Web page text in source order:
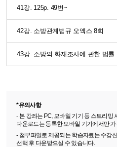
41강. 125p. 49번~
42강. 소방관계법규 오엑스 8회
43강. 소방의 화재조사에 관한 법
*유의사항
- 본 강좌는 PC, 모바일 기기 등 스트리밍
다운로드는 등록한 모바일 기기에서만 가
- 첨부파일로 제공되는 학습자료는 수강
선택 후 다운받으실 수 있습니다.